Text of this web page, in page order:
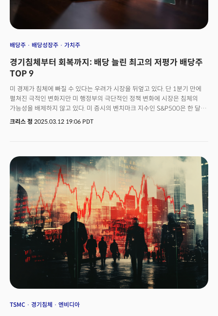
현재는 50% 미만"이라고 밝혔다.
배당주 배당성장주 가치주
경기침체부터 회복까지: 배당 늘린 최고의 저평가 배당주
TOP 9
미 경제가 침체에 빠질 수 있다는 우려가 시장을 뒤엎고 있다. 단 1분기 만에
펼쳐진 극적인 변화지만 미 행정부의 극단적인 정책 변화에 시장은 침체의
가능성을 배제하지 않고 있다. 미 증시의 벤치마크 지수인 S&P500은 한 달
만에 조정 영역으로 진입했고 성장주의 기수인 나스닥은 13%가 넘게
증시에서는 그간 강세장을 주도했던 대형 기술주와 성장주에서 자금이
빠져나와 배당주로 유입되는 현상이 뚜렷해지고 있다는 분석이다.
크리스 정 2025.03.12 19:06 PDT
TSMC 경기침체 엔비디아